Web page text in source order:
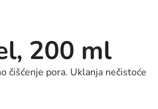
200 ml
čišćenje pora. Uklanja nečistoće